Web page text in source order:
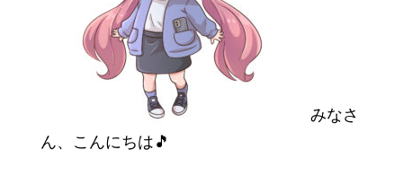
みなさ
ん、こんにちは🎵